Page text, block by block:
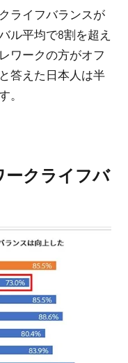
ライフバランスが
ル平均で8割を超え
ワークの方がオフ
答えた日本人は半
。
ークライフバ